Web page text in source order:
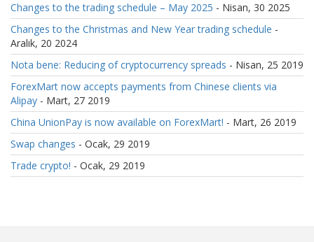
Changes to the trading schedule – May 2025 - Nisan, 30 2025
Changes to the Christmas and New Year trading schedule -
Aralık, 20 2024
Nota bene: Reducing of cryptocurrency spreads - Nisan, 25 2019
ForexMart now accepts payments from Chinese clients via
Alipay - Mart, 27 2019
China UnionPay is now available on ForexMart! - Mart, 26 2019
Swap changes - Ocak, 29 2019
Trade crypto! - Ocak, 29 2019